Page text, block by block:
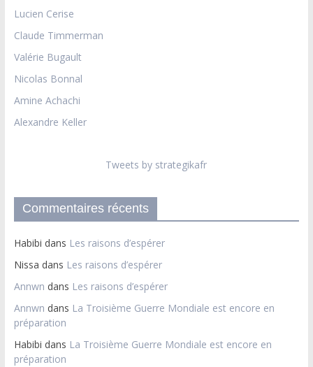
Lucien Cerise
Claude Timmerman
Valérie Bugault
Nicolas Bonnal
Amine Achachi
Alexandre Keller
Tweets by strategikafr
Commentaires récents
Habibi dans Les raisons d’espérer
Nissa dans Les raisons d’espérer
Annwn dans Les raisons d’espérer
Annwn dans La Troisième Guerre Mondiale est encore en
préparation
Habibi dans La Troisième Guerre Mondiale est encore en
préparation